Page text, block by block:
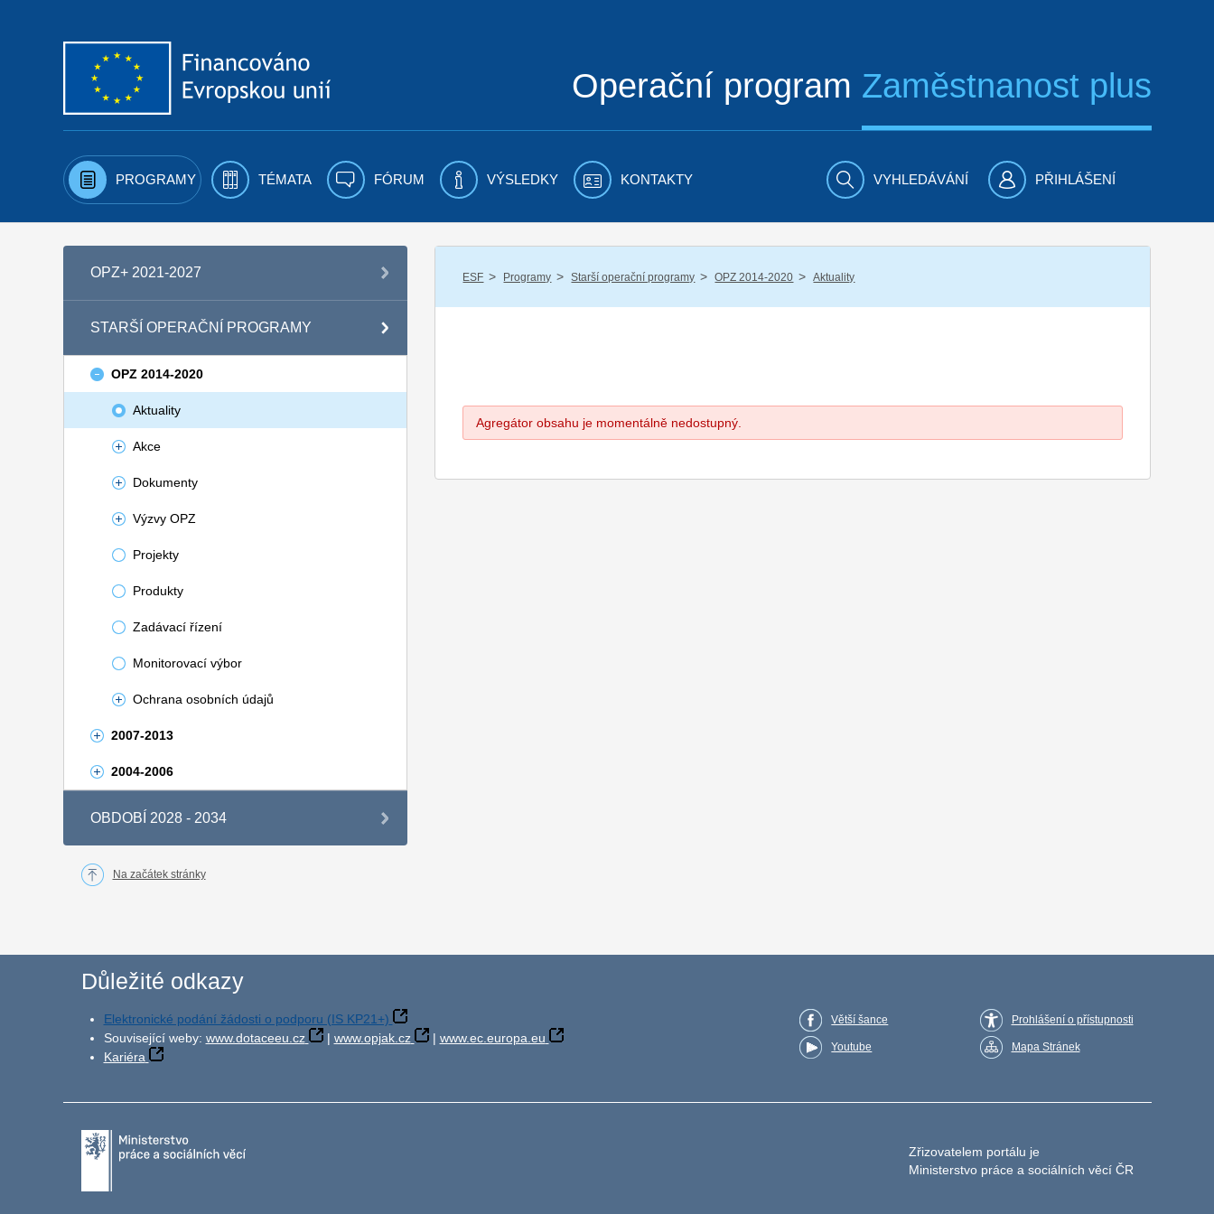
Operační program Zaměstnanost plus
PROGRAMY TÉMATA FÓRUM VÝSLEDKY KONTAKTY VYHLEDÁVÁNÍ PŘIHLÁŠENÍ
OPZ+ 2021-2027
STARŠÍ OPERAČNÍ PROGRAMY
OPZ 2014-2020
Aktuality
Akce
Dokumenty
Výzvy OPZ
Projekty
Produkty
Zadávací řízení
Monitorovací výbor
Ochrana osobních údajů
2007-2013
2004-2006
OBDOBÍ 2028 - 2034
ESF / Programy / Starší operační programy / OPZ 2014-2020 / Aktuality
Agregátor obsahu je momentálně nedostupný.
Na začátek stránky
Důležité odkazy
Elektronické podání žádosti o podporu (IS KP21+)
Související weby: www.dotaceeu.cz | www.opjak.cz | www.ec.europa.eu
Kariéra
Větší šance
Youtube
Prohlášení o přístupnosti
Mapa Stránek
Zřizovatelem portálu je
Ministerstvo práce a sociálních věcí ČR